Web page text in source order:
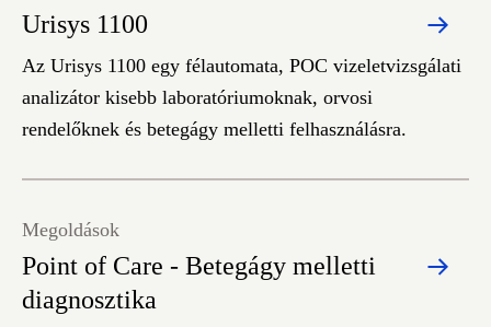
Urisys 1100
Az Urisys 1100 egy félautomata, POC vizeletvizsgálati
analizátor kisebb laboratóriumoknak, orvosi
rendelőknek és betegágy melletti felhasználásra.
Point of Care - Betegágy melletti
diagnosztika
Megoldások